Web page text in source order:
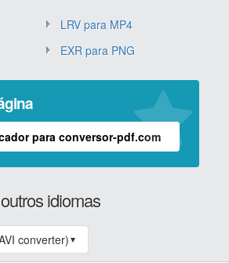
LRV para MP4
EXR para PNG
para conversor-pdf.com
idiomas
converter) ▼